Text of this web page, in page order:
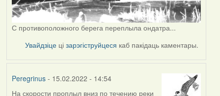
С противоположного берега переплыла ондатра...
Увайдзіце цізарэгіструйцеся каб пакідаць каментары.
Peregrinus- 15.02.2022 - 14:54
На скорости проплыл вниз по течению реки